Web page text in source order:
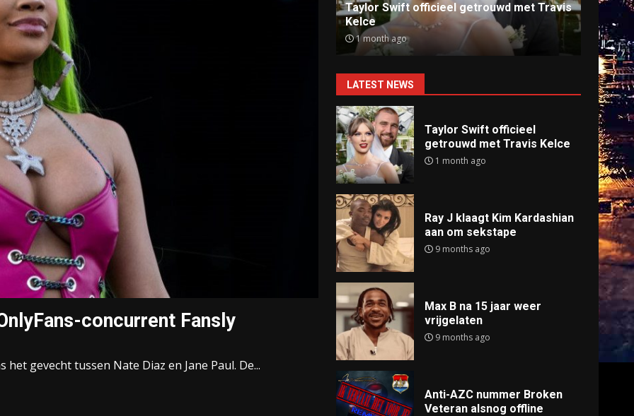
concurrent Fansly
gevecht tussen Nate Diaz en Jane Paul. De...
Ray J klaagt Kim Kardashian aan om
sekstape
9 months ago
Anti-
9
LATEST NEWS
Taylor Swift officieel
getrouwd met Travis Kelce
1 month ago
Ray J klaagt Kim Kardashian
aan om sekstape
9 months ago
Max B na 15 jaar weer
vrijgelaten
9 months ago
Anti-AZC nummer Broken
Veteran alsnog offline